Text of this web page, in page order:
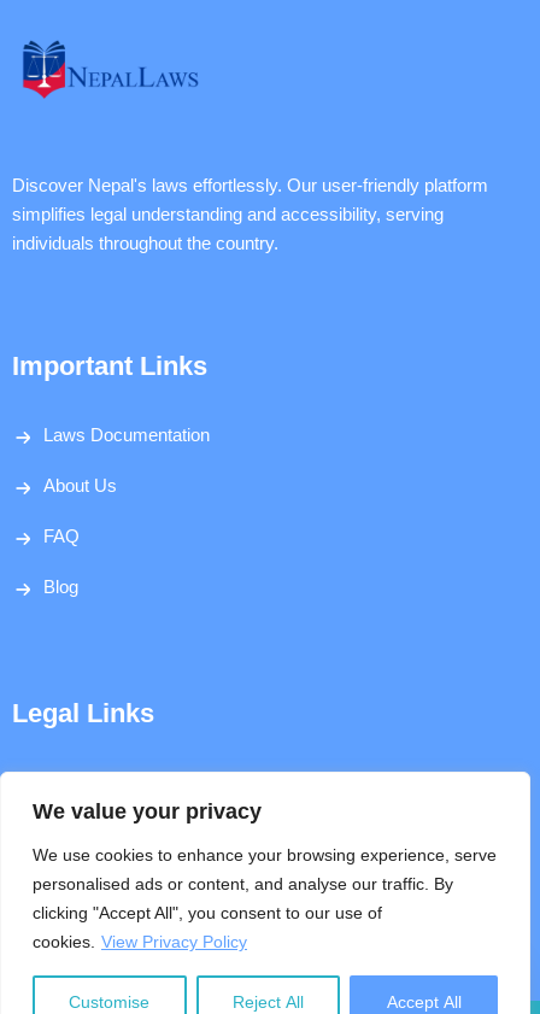
We value your privacy
We use cookies to enhance your browsing experience, serve
personalised ads or content, and analyse our traffic. By
clicking "Accept All", you consent to our use of
cookies. View Privacy Policy
Customise Reject All Accept All
Discover Nepal's laws effortlessly. Our user-friendly platform
simplifies legal understanding and accessibility, serving
individuals throughout the country.
Important Links
Laws Documentation
About Us
FAQ
Blog
Legal Links
Terms & Conditions
Help